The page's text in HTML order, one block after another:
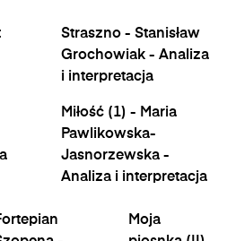
Straszno - Stanisław
Grochowiak - Analiza
i interpretacja
Miłość (1) - Maria
Pawlikowska-
Jasnorzewska -
Analiza i interpretacja
Moja